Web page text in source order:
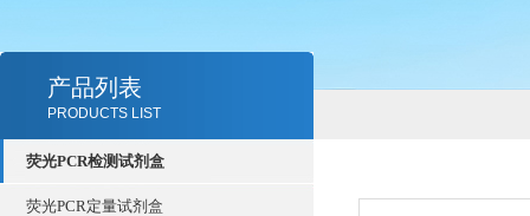
产品列表
PRODUCTS LIST
荧光PCR检测试剂盒
荧光PCR定量试剂盒